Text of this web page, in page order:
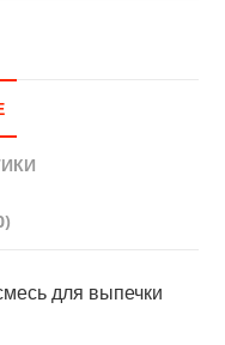
для выпечки